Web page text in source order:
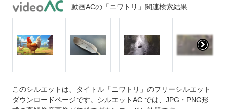
動画ACの「ニワトリ」関連検索結果
このシルエットは、タイトル「ニワトリ」のフリーシルエット
ダウンロードページです。シルエットAC では、JPG・PNG形